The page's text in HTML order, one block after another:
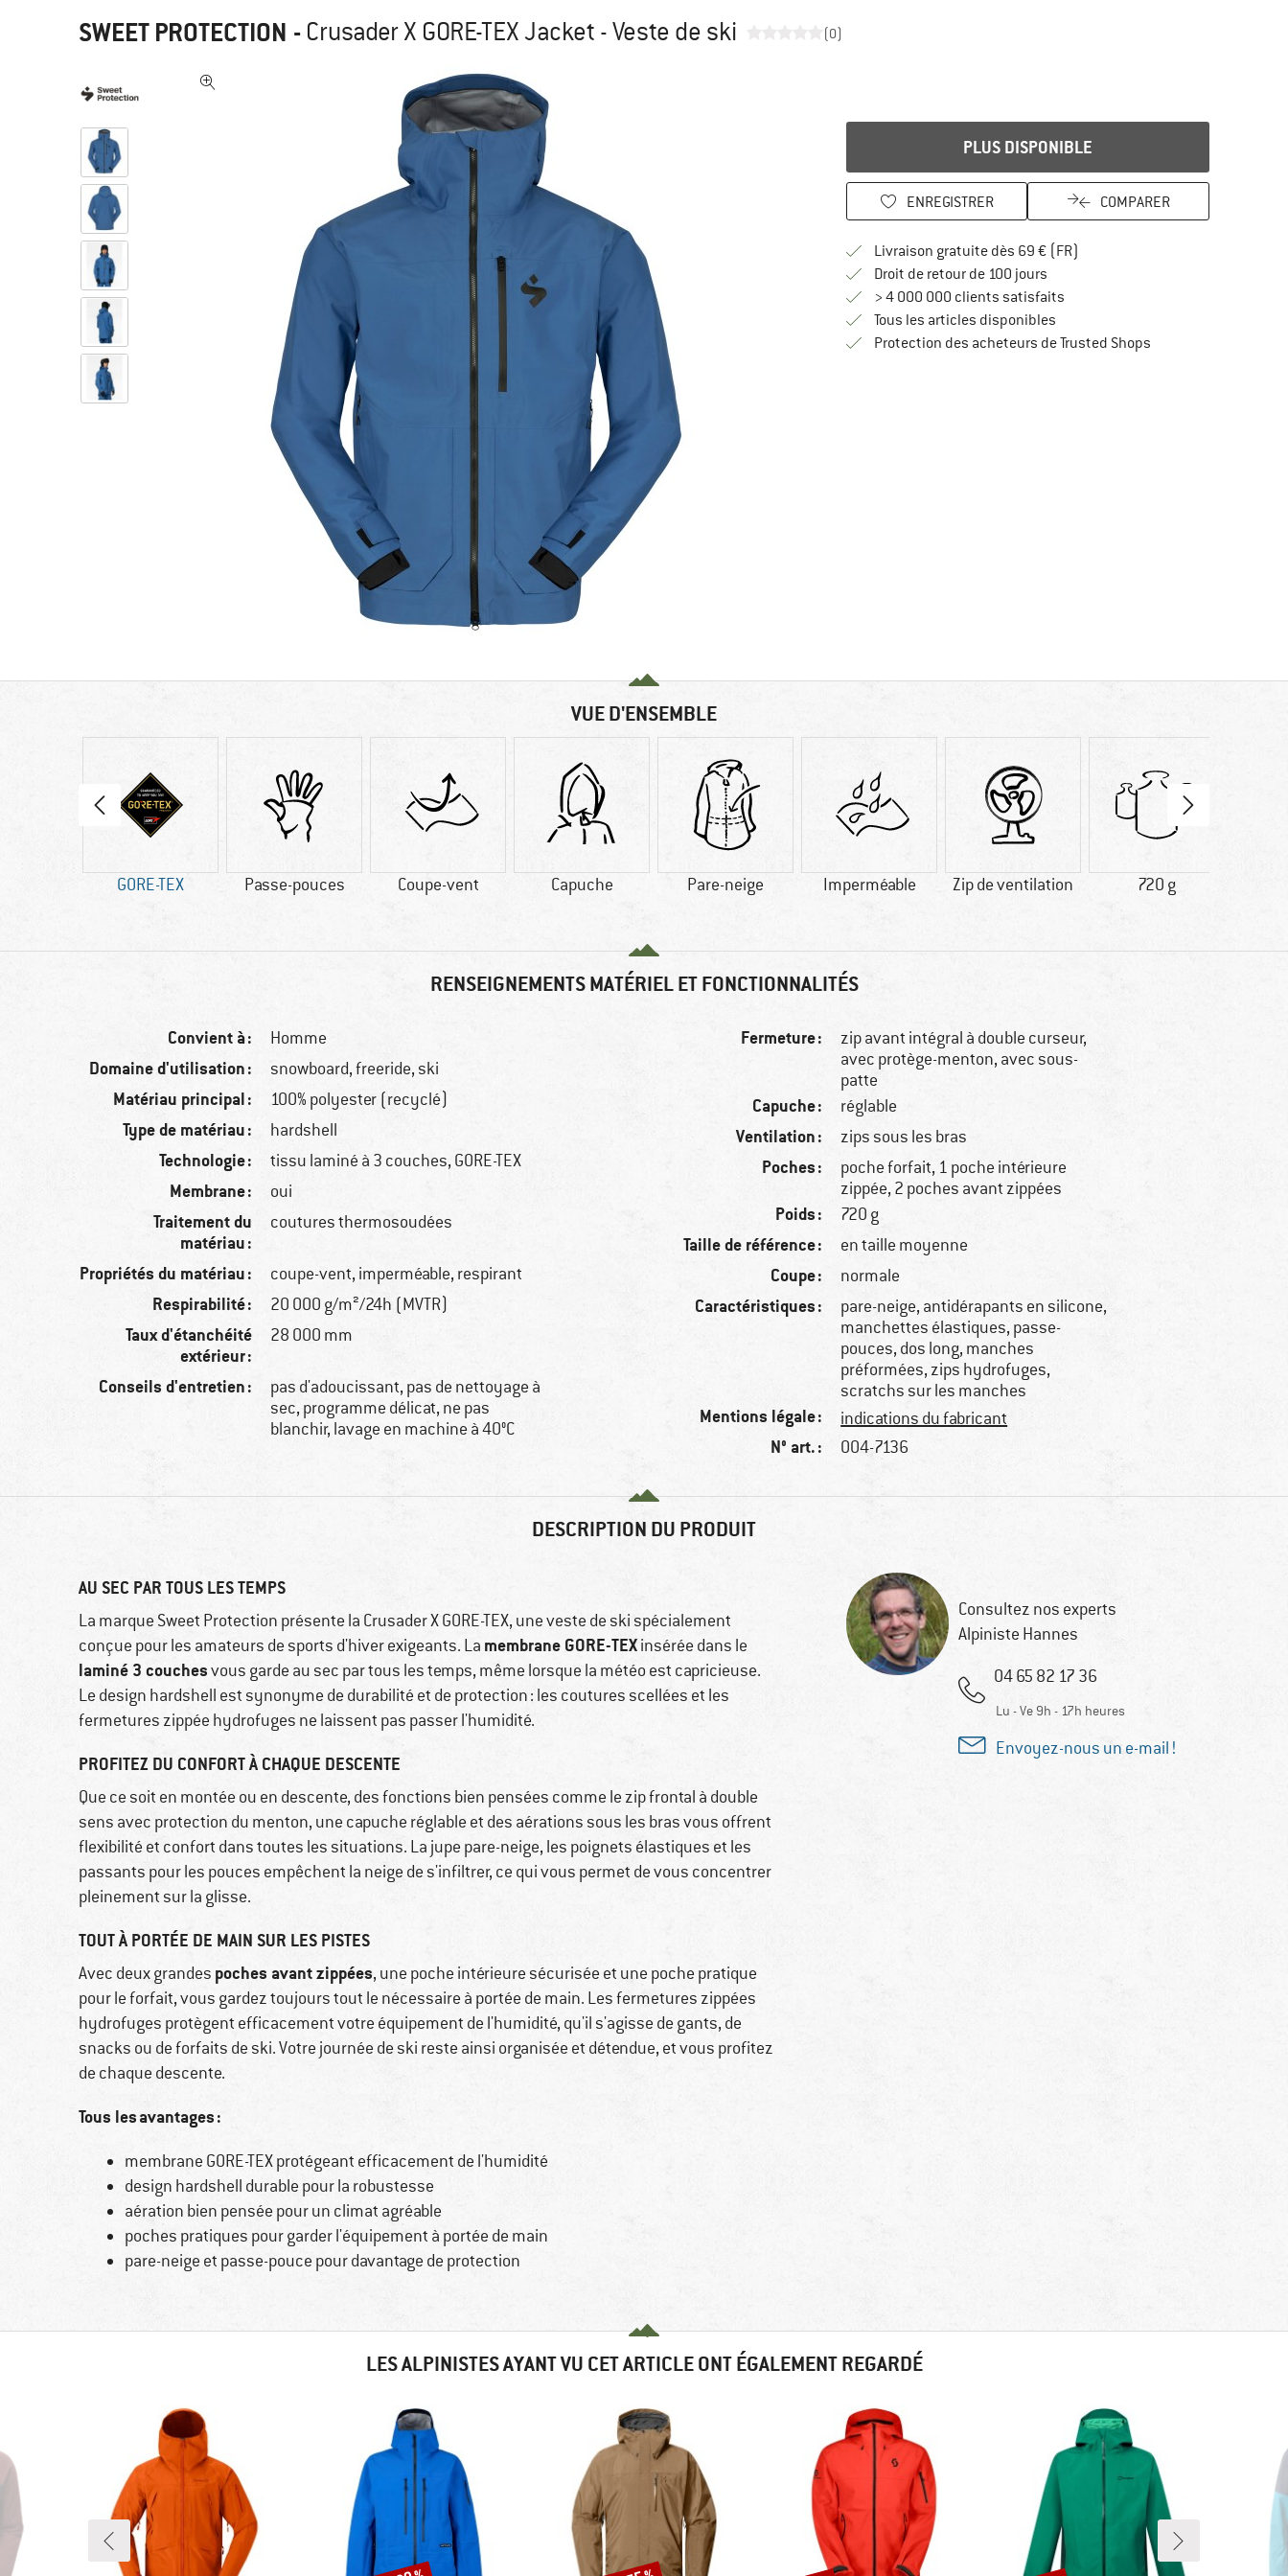
SWEET PROTECTION - Crusader X GORE-TEX Jacket - Veste de ski (0)
PLUS DISPONIBLE
ENREGISTRER COMPARER
Livraison gratuite dès 69 € (FR)
Droit de retour de 100 joursTrouve les informations de
> 4 000 000 clients satisfaits
Tous les articles disponibles
Protection des acheteurs de Trusted ShopsTrouve toutes les
VUE D'ENSEMBLE
GORE-TEX Passe-pouces Coupe-vent Capuche Pare-neige Imperméable Zip de ventilation 720 g
RENSEIGNEMENTS MATÉRIEL ET FONCTIONNALITÉS
Convient à : Homme
Domaine d'utilisation : snowboard, freeride, ski
Matériau principal : 100% polyester (recyclé)
Type de matériau : hardshell
Technologie : tissu laminé à 3 couches, GORE-TEX
Membrane : oui
Traitement du
matériau :
coutures thermosoudées
Propriétés du matériau : coupe-vent, imperméable, respirant
Respirabilité : 20 000 g/m²/24h (MVTR)
Taux d'étanchéité
extérieur :
28 000 mm
Conseils d'entretien :
pas d'adoucissant, pas de nettoyage à
sec, programme délicat, ne pas
blanchir, lavage en machine à 40°C
Fermeture :
zip avant intégral à double curseur,
avec protège-menton, avec sous-
patte
Capuche : réglable
Ventilation : zips sous les bras
Poches :
poche forfait, 1 poche intérieure
zippée, 2 poches avant zippées
Poids : 720 g
Taille de référence : en taille moyenne
Coupe : normale
Caractéristiques :
pare-neige, antidérapants en silicone,
manchettes élastiques, passe-
pouces, dos long, manches
préformées, zips hydrofuges,
scratchs sur les manches
Mentions légale : indications du fabricant
N° art. : 004-7136
DESCRIPTION DU PRODUIT
AU SEC PAR TOUS LES TEMPS
La marque Sweet Protection présente la Crusader X GORE-TEX, une veste de ski spécialement
conçue pour les amateurs de sports d'hiver exigeants. La membrane GORE-TEXinsérée dans le
laminé 3 couchesvous garde au sec par tous les temps, même lorsque la météo est capricieuse.
Le design hardshell est synonyme de durabilité et de protection : les coutures scellées et les
fermetures zippée hydrofuges ne laissent pas passer l'humidité.
PROFITEZ DU CONFORT À CHAQUE DESCENTE
Que ce soit en montée ou en descente, des fonctions bien pensées comme le zip frontal à double
sens avec protection du menton, une capuche réglable et des aérations sous les bras vous offrent
flexibilité et confort dans toutes les situations. La jupe pare-neige, les poignets élastiques et les
passants pour les pouces empêchent la neige de s'infiltrer, ce qui vous permet de vous concentrer
pleinement sur la glisse.
TOUT À PORTÉE DE MAIN SUR LES PISTES
Avec deux grandes poches avant zippées, une poche intérieure sécurisée et une poche pratique
pour le forfait, vous gardez toujours tout le nécessaire à portée de main. Les fermetures zippées
hydrofuges protègent efficacement votre équipement de l'humidité, qu'il s'agisse de gants, de
snacks ou de forfaits de ski. Votre journée de ski reste ainsi organisée et détendue, et vous profitez
de chaque descente.
Tous les avantages :
membrane GORE-TEX protégeant efficacement de l'humidité
design hardshell durable pour la robustesse
aération bien pensée pour un climat agréable
poches pratiques pour garder l'équipement à portée de main
pare-neige et passe-pouce pour davantage de protection
Consultez nos experts
Alpiniste Hannes
04 65 82 17 36
Lu - Ve 9h - 17h heures
Envoyez-nous un e-mail !
LES ALPINISTES AYANT VU CET ARTICLE ONT ÉGALEMENT REGARDÉ